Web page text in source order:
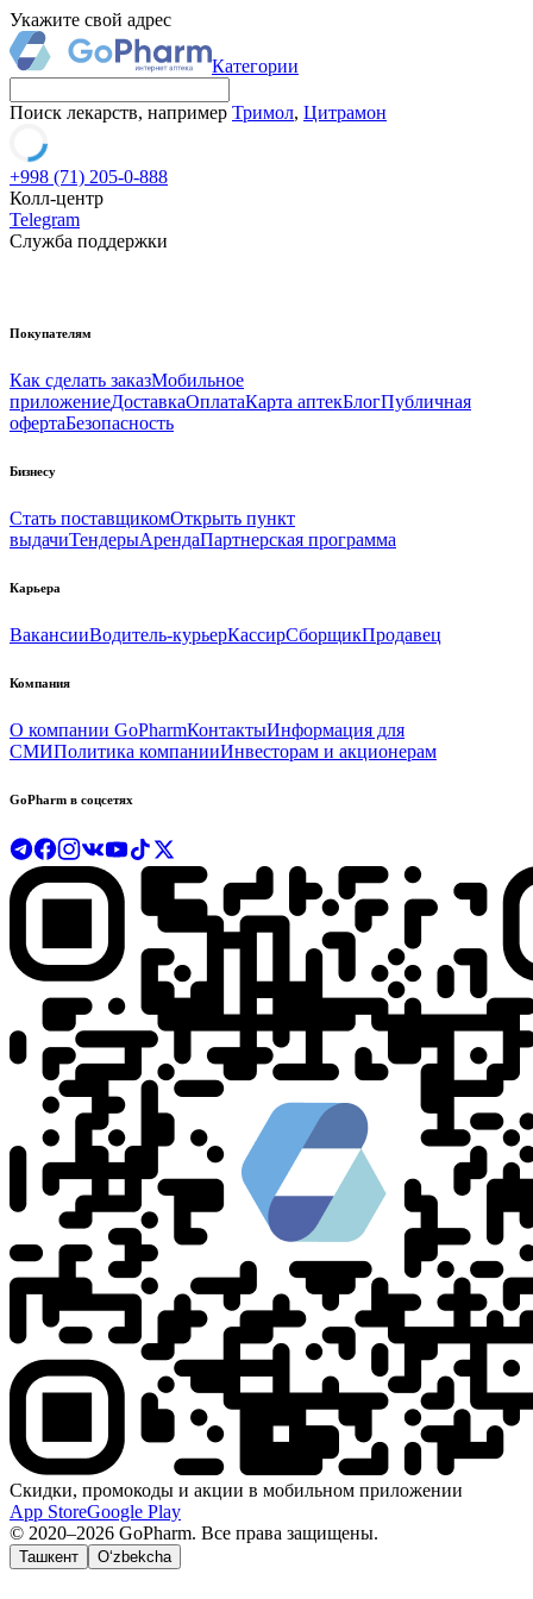
Укажите свой адрес
Категории
Поиск лекарств, например Тримол, Цитрамон
+998 (71) 205-0-888
Колл-центр
Telegram
Служба поддержки
Покупателям
Как сделать заказМобильное
приложениеДоставкаОплатаКарта аптекБлогПубличная
офертаБезопасность
Бизнесу
Стать поставщикомОткрыть пункт
выдачиТендерыАрендаПартнерская программа
Карьера
ВакансииВодитель-курьерКассирСборщикПродавец
Компания
О компании GoPharmКонтактыИнформация для
СМИПолитика компанииИнвесторам и акционерам
GoPharm в соцсетях
Скидки, промокоды и акции в мобильном приложении
App StoreGoogle Play
© 2020–2026 GoPharm. Все права защищены.
Ташкент O‘zbekcha